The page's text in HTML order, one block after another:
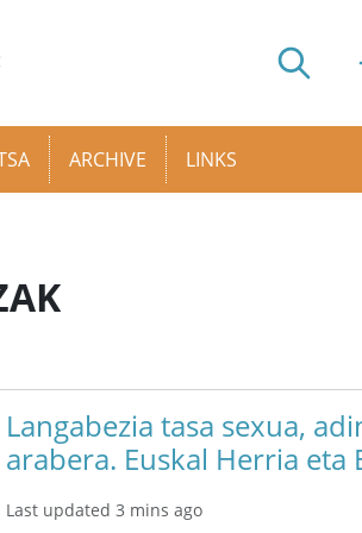
ARCHIVE LINKS
Langabezia tasa sexua,
arabera. Euskal Herria eta
Last updated 3 mins ago